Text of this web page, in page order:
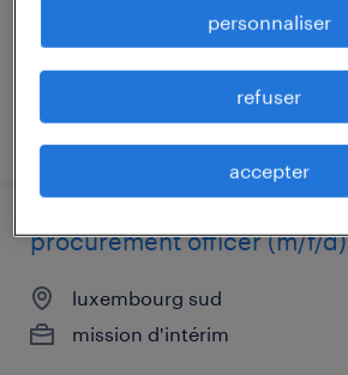
mission d'intérim
publié le 28 juillet 2026
procurement officer (m/f/d)
luxembourg sud
mission d'intérim
personnaliser
refuser
accepter